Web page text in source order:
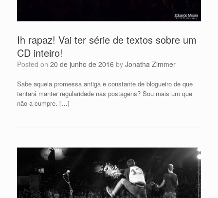
Ih rapaz! Vai ter série de textos sobre um
CD inteiro!
Posted on 20 de junho de 2016 by Jonatha Zimmer
Sabe aquela promessa antiga e constante de blogueiro de que
tentará manter regularidade nas postagens? Sou mais um que
não a cumpre. […]